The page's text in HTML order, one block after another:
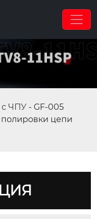
с ЧПУ - GF-005
цепи